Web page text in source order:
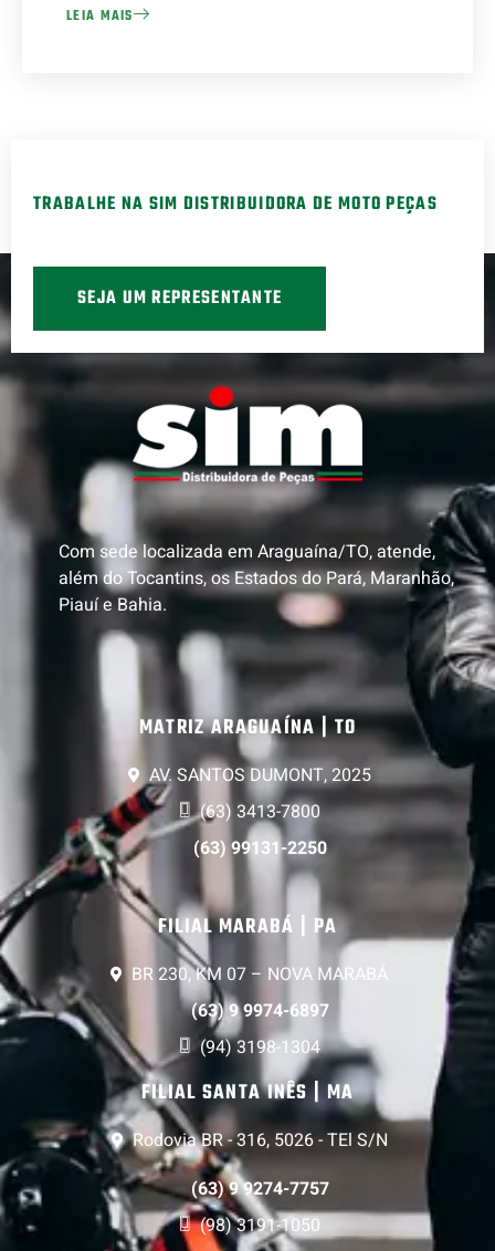
LEIA MAIS
TRABALHE NA SIM DISTRIBUIDORA DE MOTO PEÇAS
SEJA UM REPRESENTANTE
Com sede localizada em Araguaína/TO, atende,
além do Tocantins, os Estados do Pará, Maranhão,
Piauí e Bahia.
MATRIZ ARAGUAÍNA | TO
AV. SANTOS DUMONT, 2025
(63) 3413-7800
(63) 99131-2250
FILIAL MARABÁ | PA
BR 230, KM 07 – NOVA MARABÁ
(63) 9 9974-6897
(94) 3198-1304
FILIAL SANTA INÊS | MA
Rodovia BR - 316, 5026 - TEl S/N
(63) 9 9274-7757
(98) 3191-1050